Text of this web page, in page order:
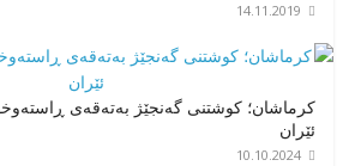
14.11.2019
کرماشان؛ کوشتنی گەنجێژ بەتەقەی
ئێران
10.10.2024